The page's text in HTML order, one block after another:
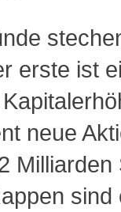
erste ist
neue